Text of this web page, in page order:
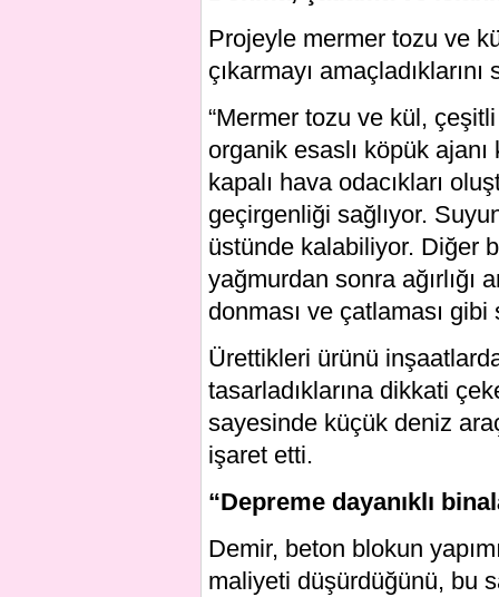
Projeyle mermer tozu ve
çıkarmayı
“Mermer tozu ve kül,
organik esaslı köpük
kapalı hava odacıkları
geçirgenliği sağlıyor.
üstünde kalabiliyor. Diğer
yağmurdan sonra ağırlığı
donması ve çatlaması
Ürettikleri ürünü
tasarladıklarına dikkati
sayesinde küçük deniz
işaret etti.
“Depreme dayanıklı
Demir, beton blokun
maliyeti düşürdüğünü, bu